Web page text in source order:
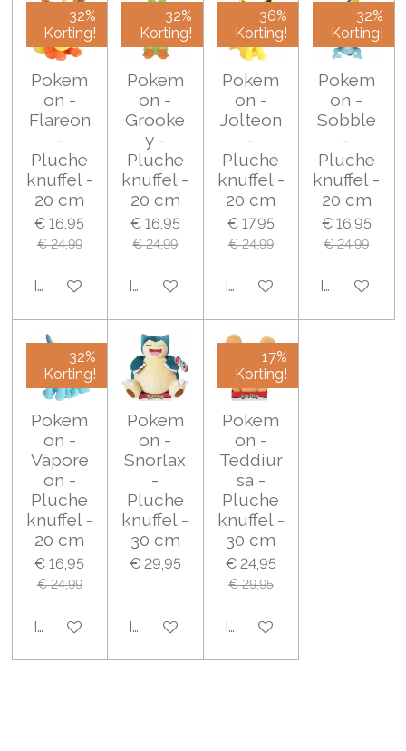
32%
Korting!
Pokem
on -
Flareon
-
Pluche
knuffel -
20 cm
€ 16,95
€ 24,99
In winkelwagen
32%
Korting!
Pokem
on -
Grooke
y -
Pluche
knuffel -
20 cm
€ 16,95
€ 24,99
In winkelwagen
36%
Korting!
Pokem
on -
Jolteon
-
Pluche
knuffel -
20 cm
€ 17,95
€ 24,99
In winkelwagen
32%
Korting!
Pokem
on -
Sobble
-
Pluche
knuffel -
20 cm
€ 16,95
€ 24,99
In
32%
Korting!
Pokem
on -
Vapore
on -
Pluche
knuffel -
20 cm
€ 16,95
€ 24,99
In winkelwagen
Pokem
on -
Snorlax
-
Pluche
knuffel -
30 cm
€ 29,95
In winkelwagen
17%
Korting!
Pokem
on -
Teddiur
sa -
Pluche
knuffel -
30 cm
€ 24,95
€ 29,95
In winkelwagen